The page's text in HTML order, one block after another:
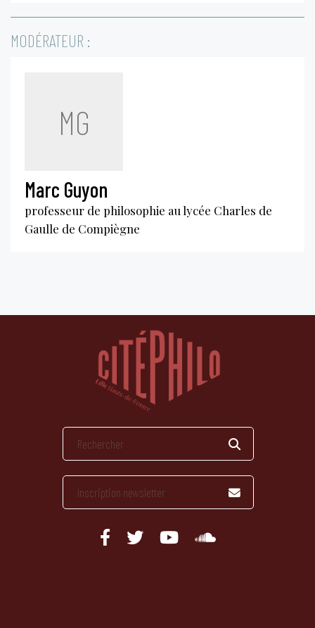
MODÉRATEUR :
MG
Marc Guyon
professeur de philosophie au lycée Charles de
Gaulle de Compiègne